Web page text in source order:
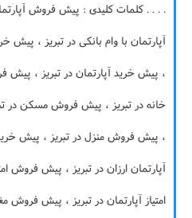
. . . . کلمات کلیدی : پیش فروش
آپارتمان با وام بانکی در تبریز ، پیش
، پیش خرید آپارتمان در تبریز ، پیش
خانه در تبریز ، پیش فروش مسکن در
، پیش فروش منزل در تبریز ، پیش
آپارتمان ارزان در تبریز ، پیش فروش
امتیاز آپارتمان در تبریز ، پیش فروش